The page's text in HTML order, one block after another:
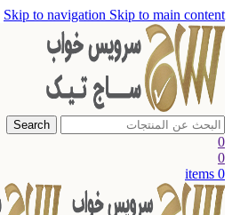
Skip to navigation Skip to main content
Search
0
0
0
items